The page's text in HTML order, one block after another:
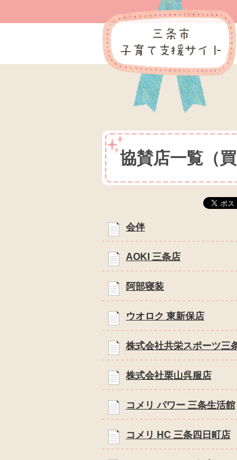
協賛店一覧（買
会伴
AOKI 三条店
阿部寝装
ウオロク 東新保店
株式会社共栄スポーツ三
株式会社栗山呉服店
コメリ パワー 三条生活館
コメリ HC 三条四日町店